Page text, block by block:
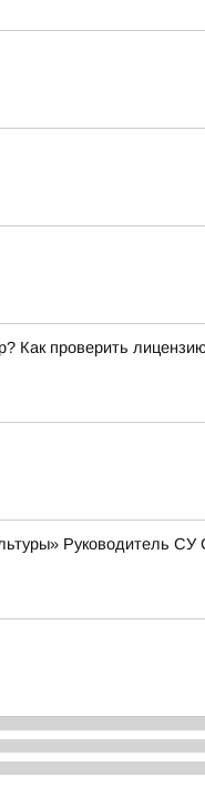
проверить
Руководитель